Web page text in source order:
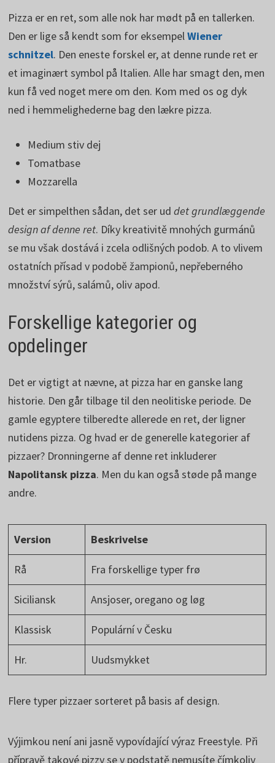
Pizza er en ret, som alle nok har mødt på en tallerken.
Den er lige så kendt som for eksempelWiener
schnitzel. Den eneste forskel er, at denne runde ret er
et imaginært symbol på Italien. Alle har smagt den, men
kun få ved noget mere om den. Kom med os og dyk
ned i hemmelighederne bag den lækre pizza.
Medium stiv dej
Tomatbase
Mozzarella
Det er simpelthen sådan, det ser uddet grundlæggende
design af denne ret. Díky kreativitě mnohých gurmánů
se mu však dostává i zcela odlišných podob. A to vlivem
ostatních přísad v podobě žampionů, nepřeberného
množství sýrů, salámů, oliv apod.
Forskellige kategorier og
opdelinger
Det er vigtigt at nævne, at pizza har en ganske lang
historie. Den går tilbage til den neolitiske periode. De
gamle egyptere tilberedte allerede en ret, der ligner
nutidens pizza. Og hvad er de generelle kategorier af
pizzaer? Dronningerne af denne ret inkluderer
Napolitansk pizza. Men du kan også støde på mange
andre.
Version Beskrivelse
Rå Fra forskellige typer frø
Siciliansk Ansjoser, oregano og løg
Klassisk Populární v Česku
Hr. Uudsmykket
Flere typer pizzaer sorteret på basis af design.
Výjimkou není ani jasně vypovídající výraz Freestyle. Při
přípravě takové pizzy se v podstatě nemusíte čímkoliv